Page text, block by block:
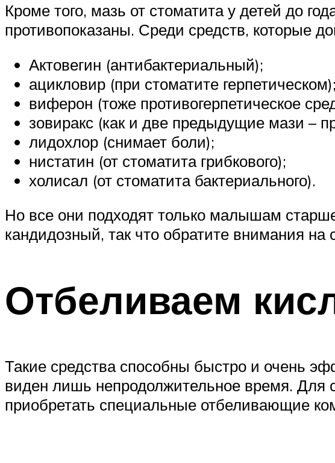
Кроме того, мазь от стоматита у детей до
противопоказаны. Среди средств, которые
Актовегин (антибактериальный);
ацикловир (при стоматите герпетическом);
виферон (тоже противогерпетическое
зовиракс (как и две предыдущие мази –
лидохлор (снимает боли);
нистатин (от стоматита грибкового);
холисал (от стоматита бактериального).
Но все они подходят только малышам
кандидозный, так что обратите внимания на
Отбеливаем
Такие средства способны быстро и очень
виден лишь непродолжительное время. Для
приобретать специальные отбеливающие